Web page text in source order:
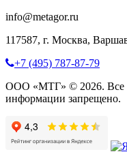
info@metagor.ru
117587, г. Москва,
+7 (495) 787-87-79
ООО «МТГ» © 2026. Все
информации запрещено.